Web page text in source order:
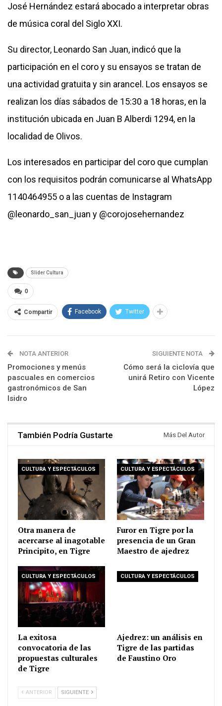
José Hernández estará abocado a interpretar obras
de música coral del Siglo XXI.
Su director, Leonardo San Juan, indicó que la
participación en el coro y su ensayos se tratan de
una actividad gratuita y sin arancel. Los ensayos se
realizan los días sábados de 15:30 a 18 horas, en la
institución ubicada en Juan B Alberdi 1294, en la
localidad de Olivos.
Los interesados en participar del coro que cumplan
con los requisitos podrán comunicarse al WhatsApp
1140464955 o a las cuentas de Instagram
@leonardo_san_juan y @corojosehernandez
Slider Cultura
0
Compartir Facebook Twitter
NOTA ANTERIOR
Promociones y menús
pascuales en comercios
gastronómicos de San
Isidro
SIGUIENTE NOTA
Cómo será la ciclovía que
unirá Retiro con Vicente
López
También Podría Gustarte Más Del Autor
CULTURA Y ESPECTÁCULOS
Otra manera de
acercarse al inagotable
Principito, en Tigre
CULTURA Y ESPECTÁCULOS
Furor en Tigre por la
presencia de un Gran
Maestro de ajedrez
CULTURA Y ESPECTÁCULOS
La exitosa
convocatoria de las
propuestas culturales
de Tigre
CULTURA Y ESPECTÁCULOS
Ajedrez: un análisis en
Tigre de las partidas
de Faustino Oro
ANTERIOR SIGUIENTE